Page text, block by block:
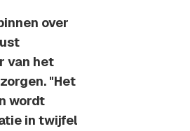
over
van het
"Het
wordt
in twijfel